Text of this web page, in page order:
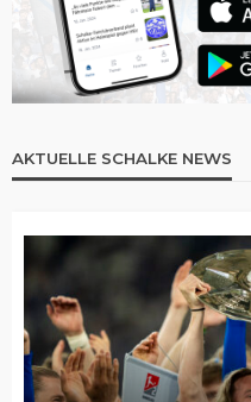
AKTUELLE SCHALKE NEWS